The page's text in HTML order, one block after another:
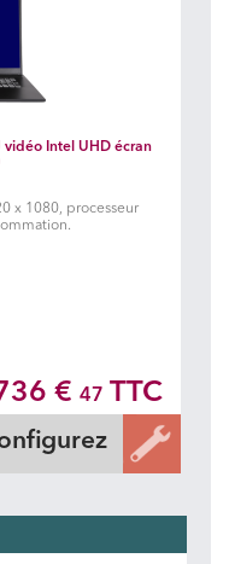
vidéo Intel UHD écran
x 1080, processeur
dur à choisir
à choisir€ 47 TTC